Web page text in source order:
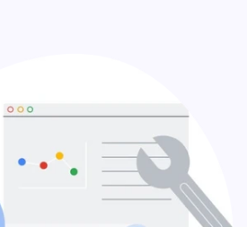
Que vous ayez besoin d'une
personnalisée, d'une application
pour la gestion de votre
solution pour vous. Avec
pouvoir de créer la boutique en
rêvé.